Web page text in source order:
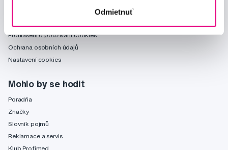
Odmietnuť
Prohlášení o používání cookies
Ochrana osobních údajů
Nastavení cookies
Mohlo by se hodit
Poradňa
Značky
Slovník pojmů
Reklamace a servis
Klub Profimed